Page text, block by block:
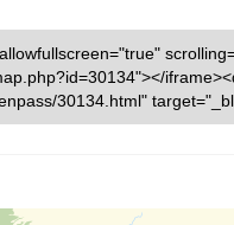
30134.html"